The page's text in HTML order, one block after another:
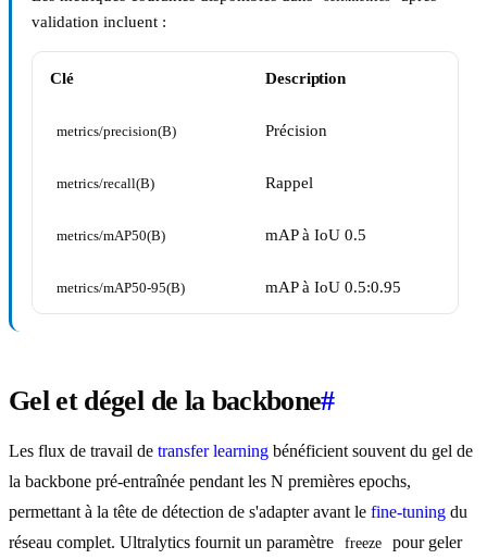
validation incluent :
Clé Description
metrics/precision(B) Précision
metrics/recall(B) Rappel
metrics/mAP50(B) mAP à IoU 0.5
metrics/mAP50-95(B) mAP à IoU 0.5:0.95
Gel et dégel de la backbone#
Les flux de travail de transfer learning bénéficient souvent du gel de
la backbone pré-entraînée pendant les N premières epochs,
permettant à la tête de détection de s'adapter avant le fine-tuning du
réseau complet. Ultralytics fournit un paramètre
freeze
pour geler